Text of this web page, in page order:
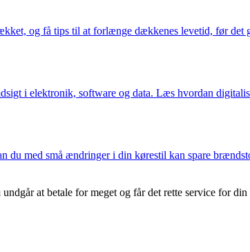
og få tips til at forlænge dækkenes levetid, før det
i elektronik, software og data. Læs hvordan
du med små ændringer i din kørestil kan spare
at betale for meget og får det rette service for din